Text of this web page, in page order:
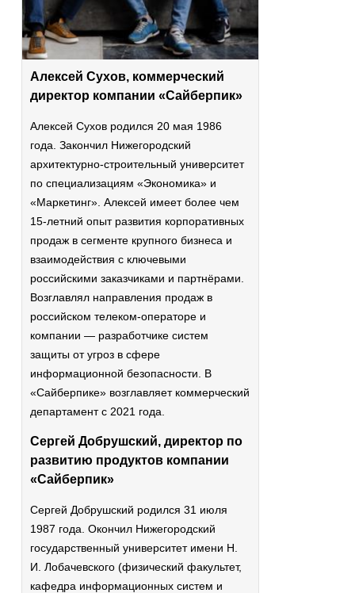
Алексей Сухов, коммерческий
директор компании «Сайберпик»
Алексей Сухов родился 20 мая 1986
года. Закончил Нижегородский
архитектурно-строительный университет
по специализациям «Экономика» и
«Маркетинг». Алексей имеет более чем
15-летний опыт развития корпоративных
продаж в сегменте крупного бизнеса и
взаимодействия с ключевыми
российскими заказчиками и партнёрами.
Возглавлял направления продаж в
российском телеком-операторе и
компании — разработчике систем
защиты от угроз в сфере
информационной безопасности. В
«Сайберпике» возглавляет коммерческий
департамент с 2021 года.
Сергей Добрушский, директор по
развитию продуктов компании
«Сайберпик»
Сергей Добрушский родился 31 июля
1987 года. Окончил Нижегородский
государственный университет имени Н.
И. Лобачевского (физический факультет,
кафедра информационных систем и